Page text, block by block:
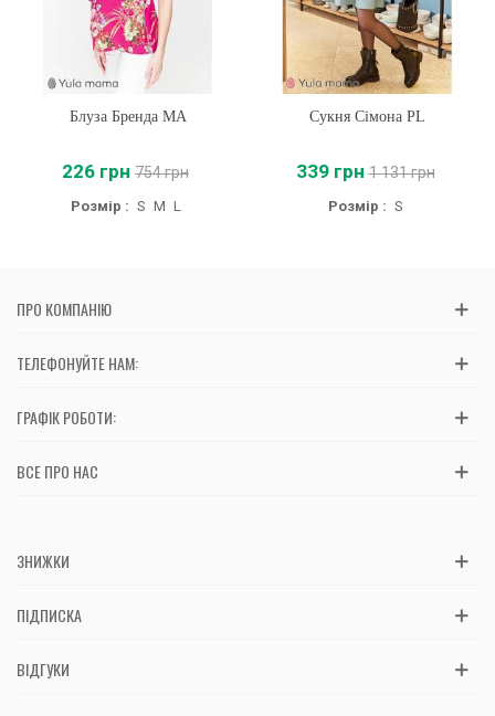
Блуза Бренда MA
226 грн 754 грн
Розмір : S M L
Сукня Сімона PL
339 грн 1 131 грн
Розмір : S
ПРО КОМПАНІЮ
ТЕЛЕФОНУЙТЕ НАМ:
ГРАФІК РОБОТИ:
ВСЕ ПРО НАС
ЗНИЖКИ
ПІДПИСКА
ВІДГУКИ